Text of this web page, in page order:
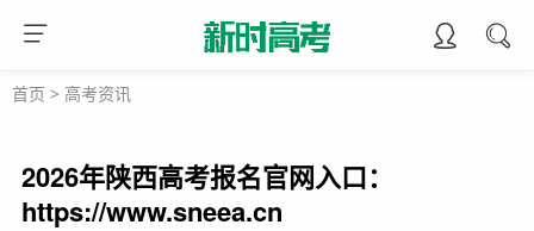
首页 > 高考资讯
2026年陕西高考报名官网入口：
https://www.sneea.cn